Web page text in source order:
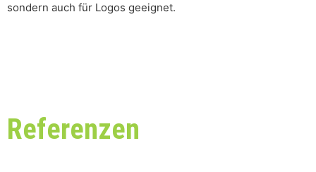
sondern auch für Logos geeignet.
Referenzen